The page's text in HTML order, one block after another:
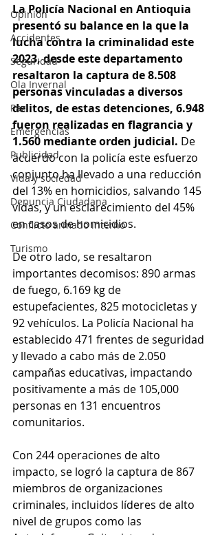
Opinión
Accidentes
Seguridad
Ola Invernal
Paz
Emergencias
Publicidad
Vida y sociedad
Denuncia Ciudadana
Conflicto armado interno
Turismo
La Policía Nacional en Antioquia
presentó su balance en la que la
lucha contra la criminalidad este
2023, desde este departamento
resaltaron la captura de 8.508
personas vinculadas a diversos
delitos, de estas detenciones, 6.948
fueron realizadas en flagrancia y
1.560 mediante orden judicial. De
acuerdo con la policía este esfuerzo
conjunto ha llevado a una reducción
del 13% en homicidios, salvando 145
vidas, y un esclarecimiento del 45%
en casos de homicidios.
De otro lado, se resaltaron
importantes decomisos: 890 armas
de fuego, 6.169 kg de
estupefacientes, 825 motocicletas y
92 vehículos. La Policía Nacional ha
establecido 471 frentes de seguridad
y llevado a cabo más de 2.050
campañas educativas, impactando
positivamente a más de 105,000
personas en 131 encuentros
comunitarios.
Con 244 operaciones de alto
impacto, se logró la captura de 867
miembros de organizaciones
criminales, incluidos líderes de alto
nivel de grupos como las